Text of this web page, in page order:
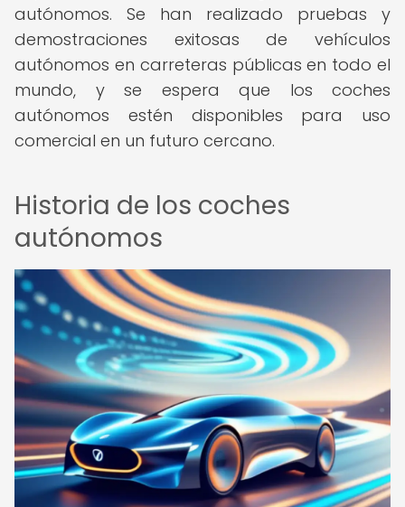
autónomos. Se han realizado pruebas y
demostraciones exitosas de vehículos
autónomos en carreteras públicas en todo el
mundo, y se espera que los coches
autónomos estén disponibles para uso
comercial en un futuro cercano.
Historia de los coches
autónomos